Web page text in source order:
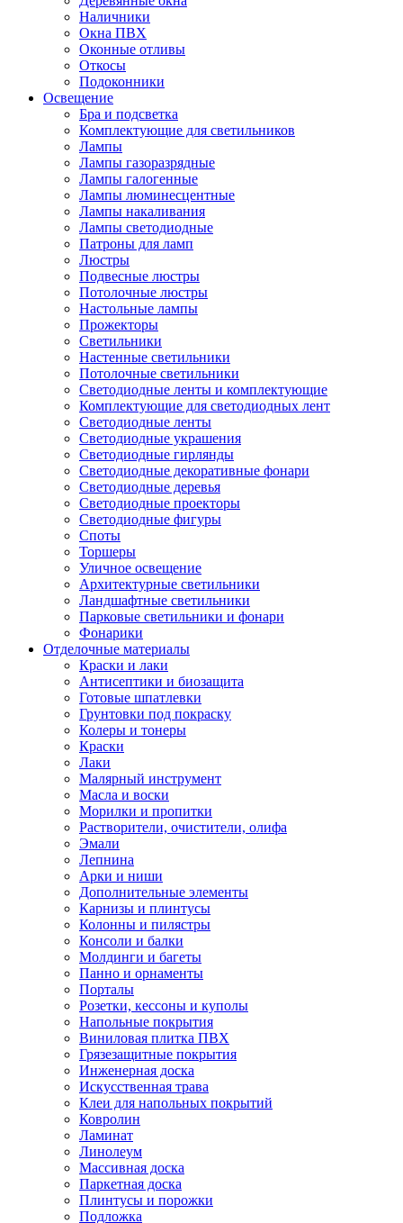
Наличники
Окна ПВХ
Оконные отливы
Откосы
Подоконники
Освещение
Бра и подсветка
Комплектующие для светильников
Лампы
Лампы газоразрядные
Лампы галогенные
Лампы люминесцентные
Лампы накаливания
Лампы светодиодные
Патроны для ламп
Люстры
Подвесные люстры
Потолочные люстры
Настольные лампы
Прожекторы
Светильники
Настенные светильники
Потолочные светильники
Светодиодные ленты и комплектующие
Комплектующие для светодиодных лент
Светодиодные ленты
Светодиодные украшения
Светодиодные гирлянды
Светодиодные декоративные фонари
Светодиодные деревья
Светодиодные проекторы
Светодиодные фигуры
Споты
Торшеры
Уличное освещение
Архитектурные светильники
Ландшафтные светильники
Парковые светильники и фонари
Фонарики
Отделочные материалы
Краски и лаки
Антисептики и биозащита
Готовые шпатлевки
Грунтовки под покраску
Колеры и тонеры
Краски
Лаки
Малярный инструмент
Масла и воски
Морилки и пропитки
Растворители, очистители, олифа
Эмали
Лепнина
Арки и ниши
Дополнительные элементы
Карнизы и плинтусы
Колонны и пилястры
Консоли и балки
Молдинги и багеты
Панно и орнаменты
Порталы
Розетки, кессоны и куполы
Напольные покрытия
Виниловая плитка ПВХ
Грязезащитные покрытия
Инженерная доска
Искусственная трава
Клеи для напольных покрытий
Ковролин
Ламинат
Линолеум
Массивная доска
Паркетная доска
Плинтусы и порожки
Подложка